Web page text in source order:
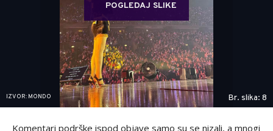
POGLEDAJ SLIKE
IZVOR: MONDO Br. slika: 8
Komentari podrške ispod objave samo su se nizali, a mnogi